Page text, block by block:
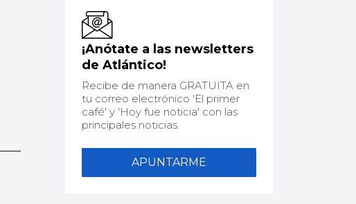
¡Anótate a las newsletters
de Atlántico!
Recibe de manera GRATUITA en
tu correo electrónico 'El primer
café' y 'Hoy fue noticia' con las
principales noticias.
APUNTARME